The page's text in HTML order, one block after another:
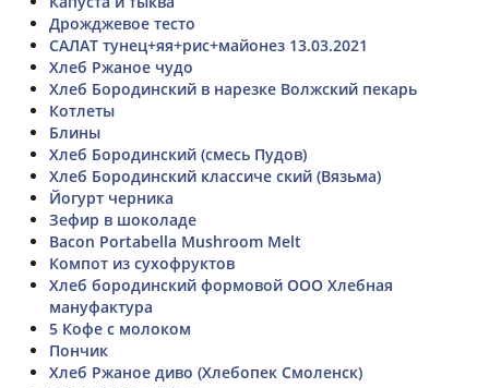
Дрожджевое тесто
САЛАТ тунец+яя+рис+майонез 13.03.2021
Хлеб Ржаное чудо
Хлеб Бородинский в нарезке Волжский пекарь
Котлеты
Блины
Хлеб Бородинский (смесь Пудов)
Хлеб Бородинский классиче ский (Вязьма)
Йогурт черника
Зефир в шоколаде
Bacon Portabella Mushroom Melt
Компот из сухофруктов
Хлеб бородинский формовой ООО Хлебная
мануфактура
5 Кофе с молоком
Пончик
Хлеб Ржаное диво (Хлебопек Смоленск)